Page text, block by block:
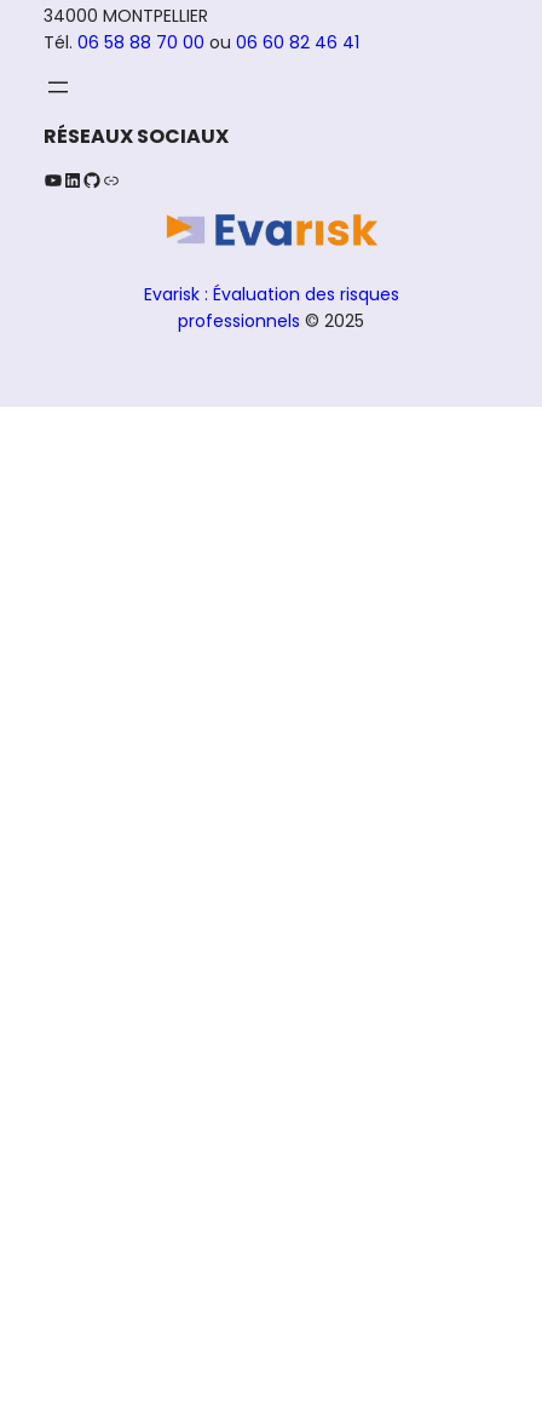
34000 MONTPELLIER
Tél. 06 58 88 70 00 ou 06 60 82 46 41
RÉSEAUX SOCIAUX
YouTube LinkedIn GitHub Lien
Evarisk : Évaluation des risques
professionnels © 2025